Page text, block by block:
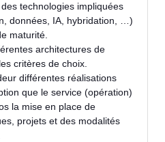
technologies impliquées
données, IA, hybridation, …)
maturité.
architectures de
critères de choix.
différentes réalisations
que le service (opération)
la mise en place de
projets et des modalités